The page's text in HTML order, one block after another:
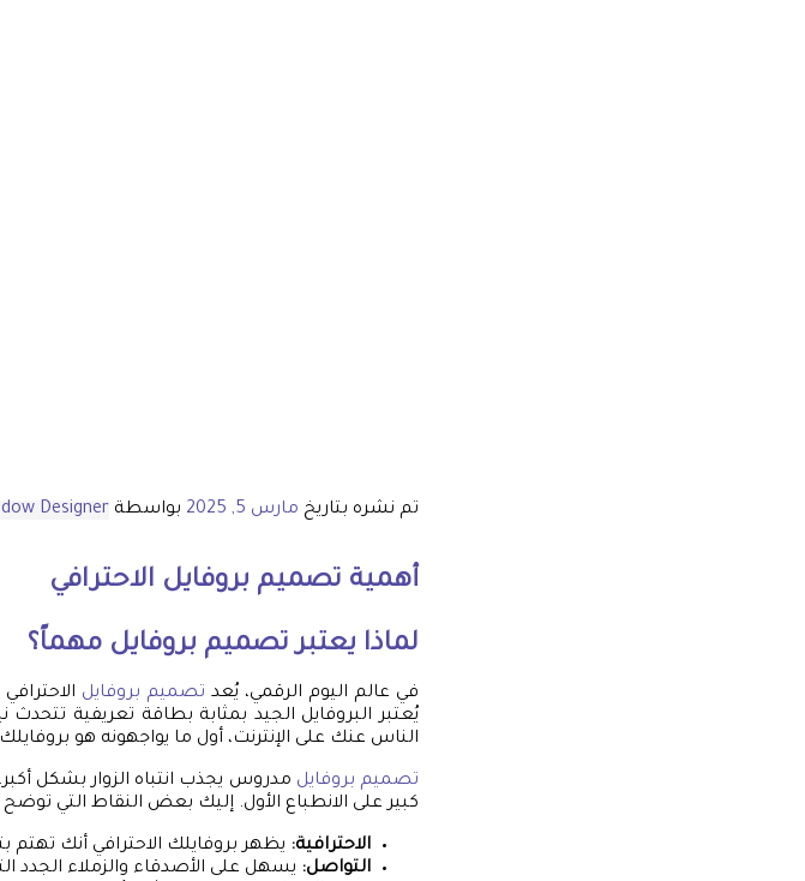
تم نشره بتاريخ مارس 5, 2025 بواسطة Designer
أهمية تصميم بروفايل الاحترافي
لماذا يعتبر تصميم بروفايل مهماً؟
في عالم اليوم الرقمي، يُعد تصميم بروفايل
يُعتبر البروفايل الجيد بمثابة بطاقة تعريفية
الناس عنك على الإنترنت، أول ما يواجهونه هو
تصميم بروفايل مدروس يجذب انتباه الزوار بشكل
كبير على الانطباع الأول. إليك بعض النقاط التي
الاحترافية: يظهر بروفايلك الاحترافي أنك تهتم
التواصل: يسهل على الأصدقاء والزملاء الجدد